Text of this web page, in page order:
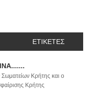
ΕΤΙΚΕΤΕΣ
Κρήτης και ο
Κρήτης